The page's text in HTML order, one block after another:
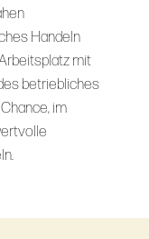
Handeln
mit
betriebliches
im